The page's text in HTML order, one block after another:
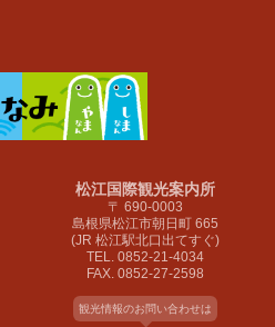
松江国際観光案内所
〒 690-0003
島根県松江市朝日町 665
(JR 松江駅北口出てすぐ)
TEL. 0852-21-4034
FAX. 0852-27-2598
観光情報のお問い合わせは